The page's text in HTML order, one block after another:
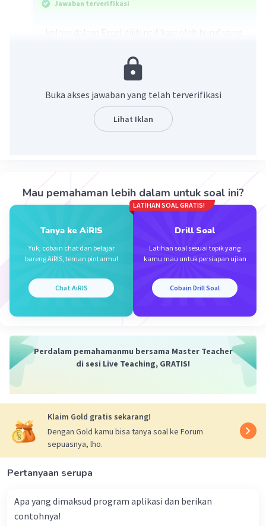
Jawaban terverifikasi
kerja, seperti A, B, C,
Beri Rating
Iklan
Level 17
Buka akses jawaban yang telah terverifikasi
Lihat Iklan
Mau pemahaman lebih dalam untuk soal ini?
Tanya ke AiRIS
Yuk, cobain chat dan belajar
bareng AiRIS, teman pintarmu!
Chat AiRIS
LATIHAN SOAL GRATIS!
Drill Soal
Latihan soal sesuai topik yang
kamu mau untuk persiapan ujian
Cobain Drill Soal
Perdalam pemahamanmu bersama Master Teacher
di sesi Live Teaching, GRATIS!
Klaim Gold gratis sekarang!
Dengan Gold kamu bisa tanya soal ke Forum
sepuasnya, lho.
Pertanyaan serupa
Apa yang dimaksud program aplikasi dan berikan
contohnya!